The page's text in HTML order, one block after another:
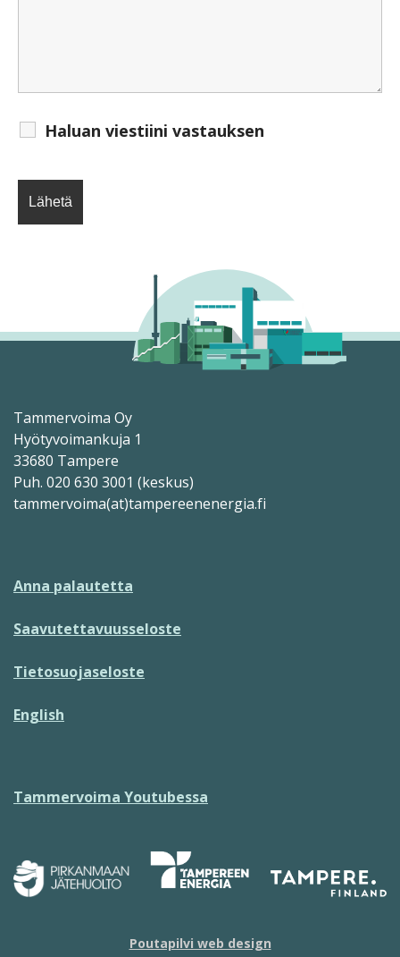
Haluan viestiini vastauksen
Tammervoima Oy
Hyötyvoimankuja 1
33680 Tampere
Puh. 020 630 3001 (keskus)
tammervoima(at)tampereenenergia.fi
Anna palautetta
Saavutettavuusseloste
Tietosuojaseloste
English
Tammervoima Youtubessa
Poutapilvi web design